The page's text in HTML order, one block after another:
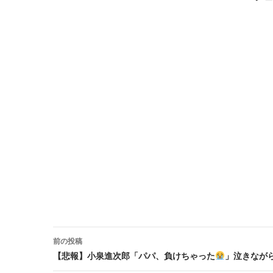
投稿ナビゲーション
前の投稿
【悲報】小泉進次郎「パパ、負けちゃった 」泣きなが